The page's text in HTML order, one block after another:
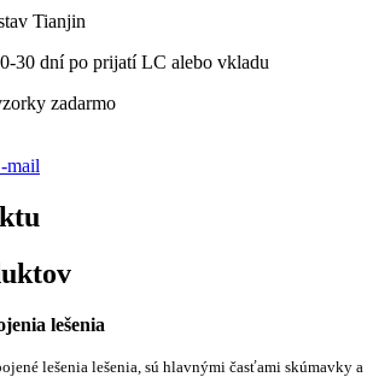
Tianjin
30 dní po prijatí LC alebo vkladu
zadarmo
mail
lešenia
lešenia lešenia, sú hlavnými časťami skúmavky a